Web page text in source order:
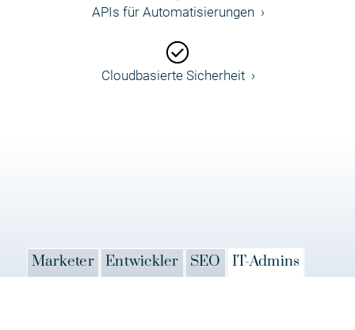
APIs für Automatisierungen
Cloudbasierte Sicherheit
Marketer Entwickler SEO IT-Admins